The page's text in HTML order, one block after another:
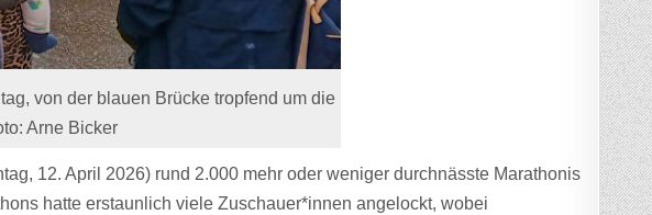
von der blauen Brücke tropfend um die
Arne Bicker
12. April 2026) rund 2.000 mehr oder weniger durchnässte Marathonis
hatte erstaunlich viele Zuschauer*innen angelockt, wobei